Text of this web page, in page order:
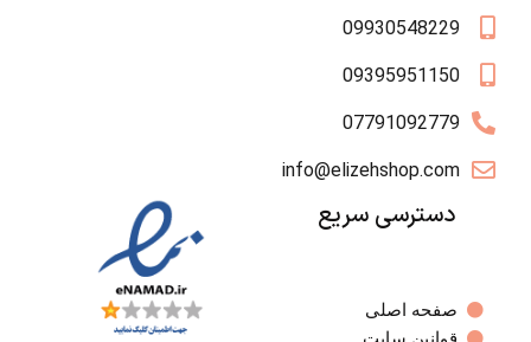
09930548229
09395951150
07791092779
info@elizehshop.com
دسترسی سریع
صفحه اصلی